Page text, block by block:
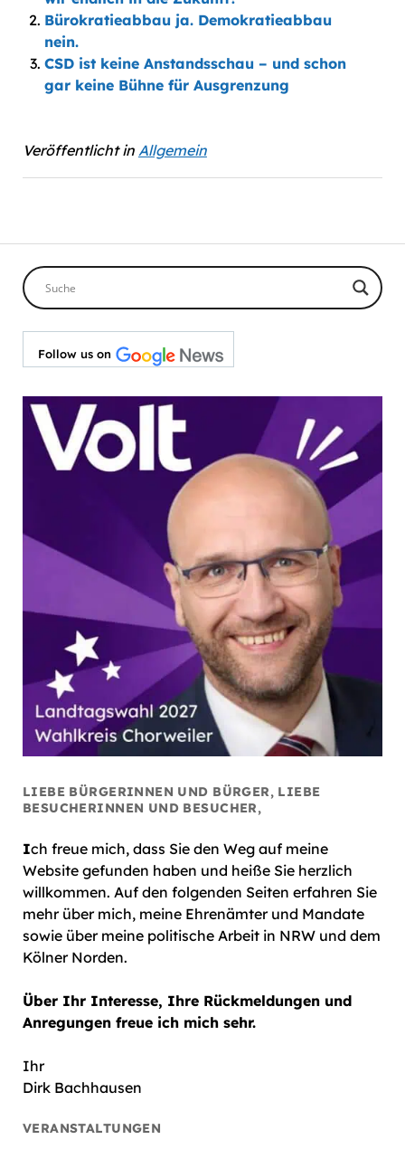
Bürokratieabbau ja. Demokratieabbau
nein.
CSD ist keine Anstandsschau – und schon
gar keine Bühne für Ausgrenzung
Veröffentlicht in Allgemein
Follow us on
LIEBE BÜRGERINNEN UND BÜRGER, LIEBE
BESUCHERINNEN UND BESUCHER,
Ich freue mich, dass Sie den Weg auf meine
Website gefunden haben und heiße Sie herzlich
willkommen. Auf den folgenden Seiten erfahren Sie
mehr über mich, meine Ehrenämter und Mandate
sowie über meine politische Arbeit in NRW und dem
Kölner Norden.
Über Ihr Interesse, Ihre Rückmeldungen und
Anregungen freue ich mich sehr.
Ihr
Dirk Bachhausen
VERANSTALTUNGEN